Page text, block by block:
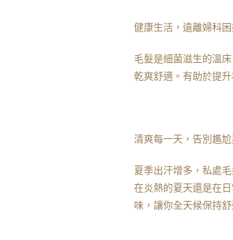
健康生活，遠離婦科
毛髮是細菌滋生的溫
乾爽舒適。有助於提
清爽每一天，告別尷
夏季出汗增多，私處
在炎熱的夏天還是在
味，讓你全天候保持舒